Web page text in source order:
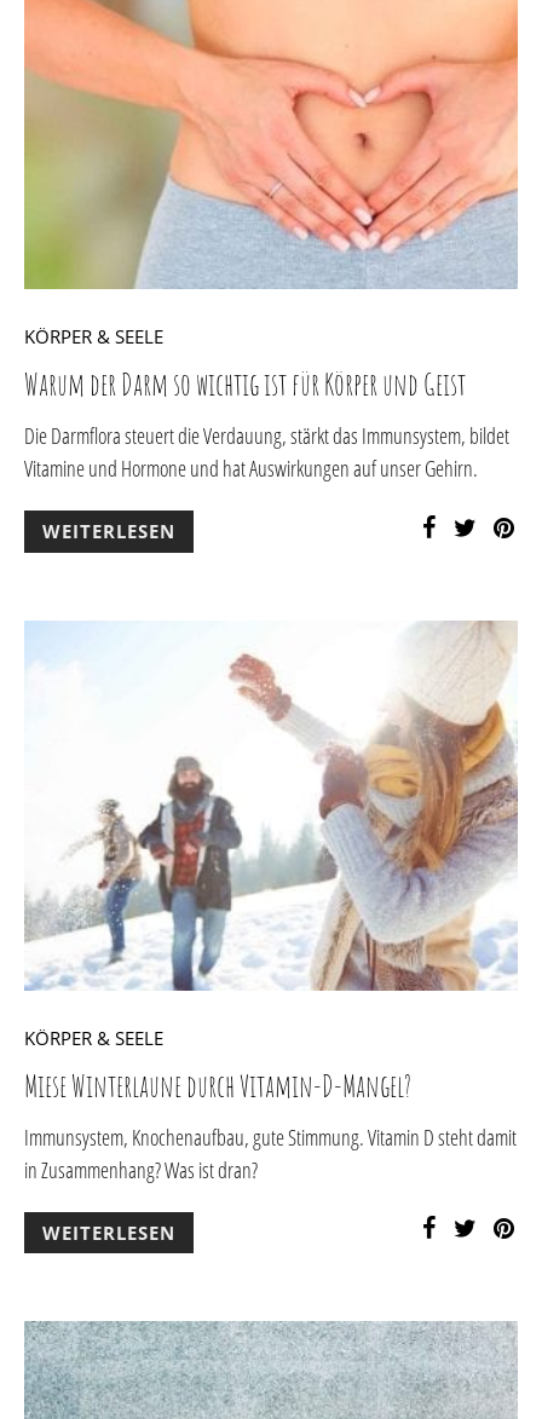
KÖRPER & SEELE
Warum der Darm so wichtig ist für Körper und Geist
Die Darmflora steuert die Verdauung, stärkt das Immunsystem, bildet
Vitamine und Hormone und hat Auswirkungen auf unser Gehirn.
WEITERLESEN
KÖRPER & SEELE
Miese Winterlaune durch Vitamin-D-Mangel?
Immunsystem, Knochenaufbau, gute Stimmung. Vitamin D steht damit
in Zusammenhang? Was ist dran?
WEITERLESEN